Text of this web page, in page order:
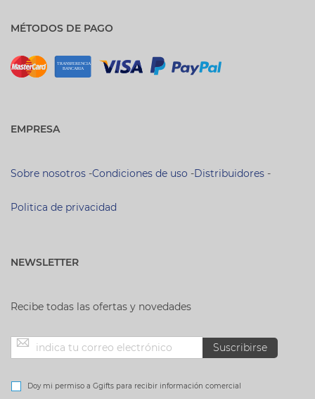
MÉTODOS DE PAGO
EMPRESA
Sobre nosotros -Condiciones de uso -Distribuidores -
Politica de privacidad
NEWSLETTER
Recibe todas las ofertas y novedades
Inscríbase
a
Suscribirse
Doy mi permiso a Ggifts para recibir información comercial